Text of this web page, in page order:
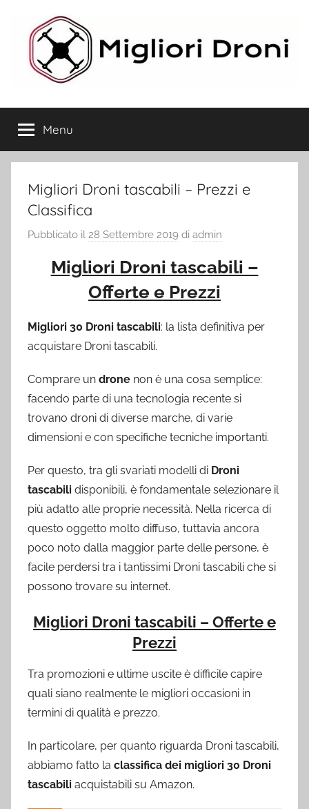
contenuto
Migliori
Droni
Menu
Migliori Droni tascabili – Prezzi e
Classifica
Pubblicato il 28 Settembre 2019 di admin
Migliori Droni tascabili –
Offerte e Prezzi
Migliori 30 Droni tascabili: la lista definitiva per
acquistare Droni tascabili.
Comprare un drone non è una cosa semplice:
facendo parte di una tecnologia recente si
trovano droni di diverse marche, di varie
dimensioni e con specifiche tecniche importanti.
Per questo, tra gli svariati modelli di Droni
tascabili disponibili, è fondamentale selezionare il
più adatto alle proprie necessità. Nella ricerca di
questo oggetto molto diffuso, tuttavia ancora
poco noto dalla maggior parte delle persone, è
facile perdersi tra i tantissimi Droni tascabili che si
possono trovare su internet.
Migliori Droni tascabili – Offerte e
Prezzi
Tra promozioni e ultime uscite è difficile capire
quali siano realmente le migliori occasioni in
termini di qualità e prezzo.
In particolare, per quanto riguarda Droni tascabili,
abbiamo fatto la classifica dei migliori 30 Droni
tascabili acquistabili su Amazon.